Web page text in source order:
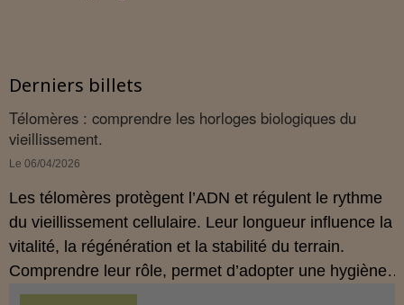
Derniers billets
Télomères : comprendre les horloges biologiques du
vieillissement.
Le 06/04/2026
Les télomères protègent l’ADN et régulent le rythme
du vieillissement cellulaire. Leur longueur influence la
vitalité, la régénération et la stabilité du terrain.
Comprendre leur rôle, permet d’adopter une hygiène
de vie plus cohérente et plus préventive.